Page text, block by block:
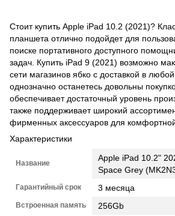
Стоит купить Apple iPad 10.2 (2021)?
планшета отлично подойдет для
поиске портативного доступного
задач. Купить iPad 9 (2021) возможно
сети магазинов ябко с доставкой в
однозначно останетесь довольны
обеспечивает достаточный уровень
также поддерживает широкий
фирменных аксессуаров для
Характеристики
Название
Apple iPad 10.2"
Space Grey
Гарантийный срок 3 месяца
Встроенная память 256Gb